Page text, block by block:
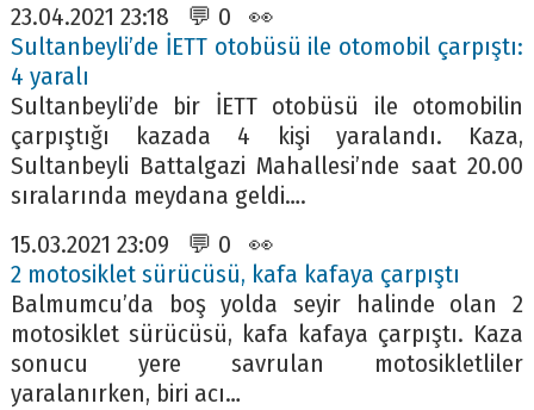
23.04.2021 23:18 💬 0 👀
Sultanbeyli’de İETT otobüsü ile otomobil çarpıştı:
4 yaralı
Sultanbeyli’de bir İETT otobüsü ile otomobilin
çarpıştığı kazada 4 kişi yaralandı. Kaza,
Sultanbeyli Battalgazi Mahallesi’nde saat 20.00
sıralarında meydana geldi….
15.03.2021 23:09 💬 0 👀
2 motosiklet sürücüsü, kafa kafaya çarpıştı
Balmumcu’da boş yolda seyir halinde olan 2
motosiklet sürücüsü, kafa kafaya çarpıştı. Kaza
sonucu yere savrulan motosikletliler
yaralanırken, biri acı…